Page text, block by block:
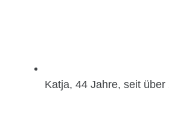
Katja, 44 Jahre, seit